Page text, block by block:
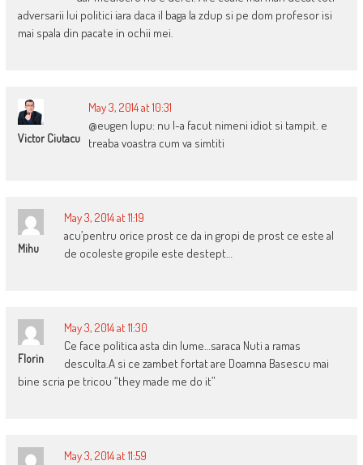
adversarii lui politici iara daca il baga la zdup si pe dom profesor isi
mai spala din pacate in ochii mei.
Victor Ciutacu
May 3, 2014 at 10:31
@eugen lupu: nu l-a facut nimeni idiot si tampit. e
treaba voastra cum va simtiti
Mihu
May 3, 2014 at 11:19
acu’pentru orice prost ce da in gropi de prost ce este al
de ocoleste gropile este destept…
Florin
May 3, 2014 at 11:30
Ce face politica asta din lume…saraca Nuti a ramas
desculta.A si ce zambet fortat are Doamna Basescu mai
bine scria pe tricou “they made me do it”
May 3, 2014 at 11:59